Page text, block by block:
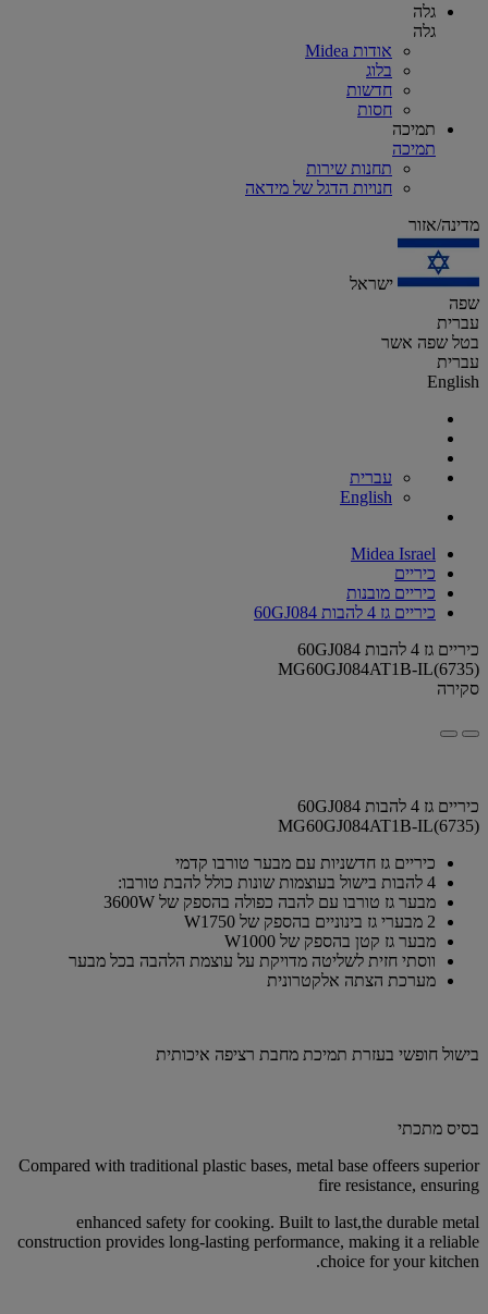
גלה
גלה
אודות Midea
בלוג
חדשות
חסות
תמיכה
תמיכה
תחנות שירות
חנויות הדגל של מידאה
מדינה/אזור
ישראל
שפה
עברית
בטל שפה אשר
עברית
English
עברית
English
Midea Israel
כיריים
כיריים מובנות
כיריים גז 4 להבות 60GJ084
כיריים גז 4 להבות 60GJ084
MG60GJ084AT1B-IL(6735)
סקירה
כיריים גז 4 להבות 60GJ084
MG60GJ084AT1B-IL(6735)
כיריים גז חדשניות עם מבער טורבו קדמי
4 להבות בישול בעוצמות שונות כולל להבת טורבו:
מבער גז טורבו עם להבה כפולה בהספק של 3600W
2 מבערי גז בינוניים בהספק של W1750
מבער גז קטן בהספק של W1000
ווסתי חזית לשליטה מדויקת על עוצמת הלהבה בכל מבער
מערכת הצתה אלקטרונית
בישול חופשי בעזרת תמיכת מחבת רציפה איכותית
בסיס מתכתי
Compared with traditional plastic bases, metal base offeers superior
fire resistance, ensuring
enhanced safety for cooking. Built to last,the durable metal
construction provides long-lasting performance, making it a reliable
choice for your kitchen.